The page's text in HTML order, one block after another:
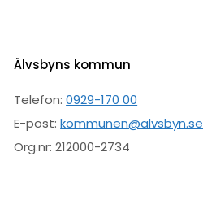
Älvsbyns kommun
Telefon:0929-170 00
E-post:kommunen@alvsbyn.se
Org.nr: 212000-2734